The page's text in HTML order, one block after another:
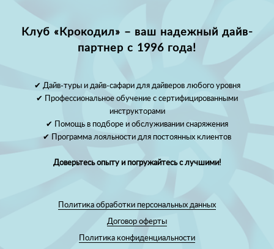
Клуб «Крокодил» – ваш надежный дайв-
партнер с 1996 года!
✔ Дайв-туры и дайв-сафари для дайверов любого уровня
✔ Профессиональное обучение с сертифицированными
инструкторами
✔ Помощь в подборе и обслуживании снаряжения
✔ Программа лояльности для постоянных клиентов
Доверьтесь опыту и погружайтесь с лучшими!
Политика обработки персональных данных
Договор оферты
Политика конфиденциальности